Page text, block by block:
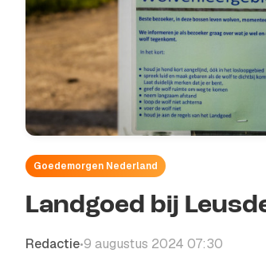
Goedemorgen Nederland
Landgoed bij
Redactie•9 augustus 2024 07:30